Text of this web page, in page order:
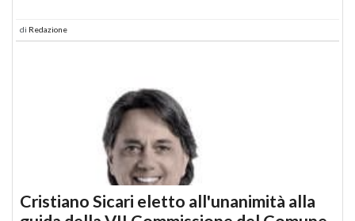
di Redazione
Cristiano Sicari eletto all'unanimità alla